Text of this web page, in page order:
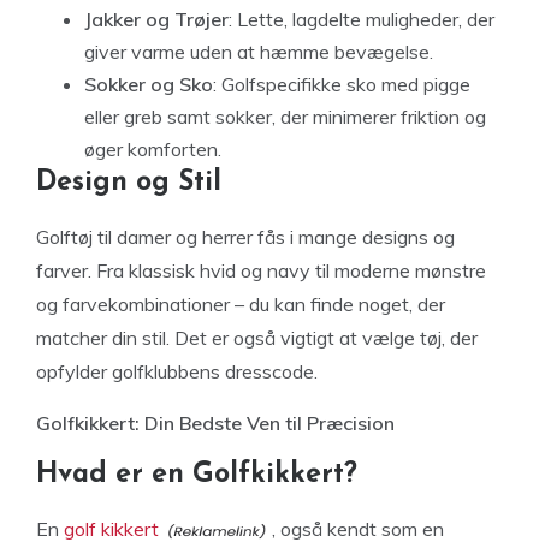
Jakker og Trøjer: Lette, lagdelte muligheder, der
giver varme uden at hæmme bevægelse.
Sokker og Sko: Golfspecifikke sko med pigge
eller greb samt sokker, der minimerer friktion og
øger komforten.
Design og Stil
Golftøj til damer og herrer fås i mange designs og
farver. Fra klassisk hvid og navy til moderne mønstre
og farvekombinationer – du kan finde noget, der
matcher din stil. Det er også vigtigt at vælge tøj, der
opfylder golfklubbens dresscode.
Golfkikkert: Din Bedste Ven til Præcision
Hvad er en Golfkikkert?
En golf kikkert
, også kendt som en